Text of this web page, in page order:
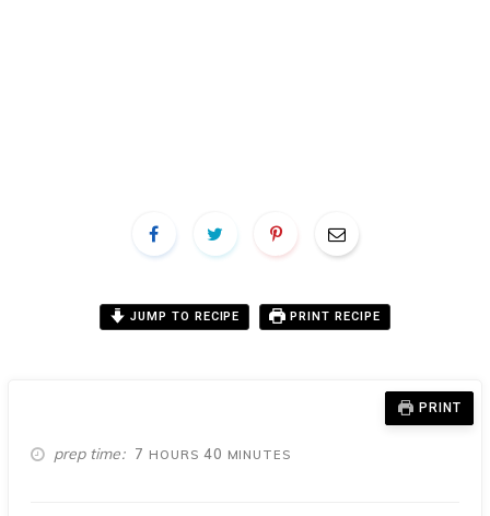
JUMP TO RECIPE PRINT RECIPE
PRINT
prep time 7 HOURS
HOURS 40 MINUTES
MINUTES